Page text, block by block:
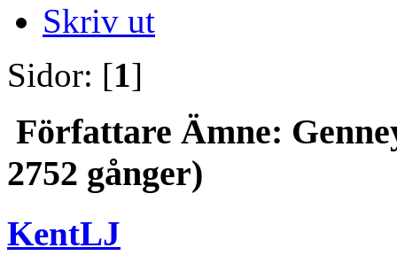
Skriv ut
Sidor: [1]
Författare Ämne:
2752 gånger)
KentLJ